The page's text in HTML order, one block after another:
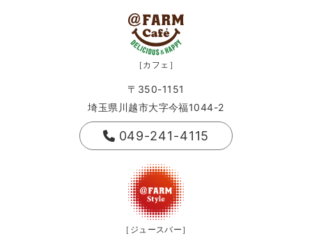
［カフェ］
〒350-1151
埼玉県川越市大字今福1044-2
049-241-4115
［ジュースバー］